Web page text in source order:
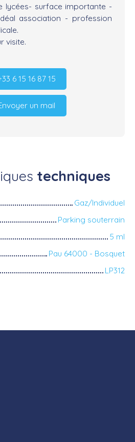
lycées- surface importante -
association - profession
visite.
6 15 16 87 15
un mail
techniques
Gaz/Individuel
Parking souterrain
5 ml
Pau 64000 - Bosquet
LP312